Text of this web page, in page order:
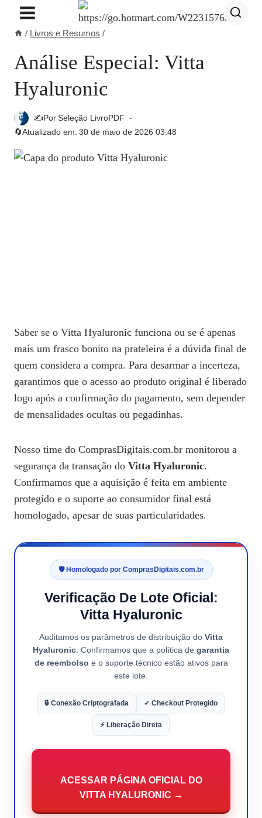
Pular
Conteúdo
/ Livros e Resumos /
Análise Especial: Vitta
Hyaluronic
✍️PorSeleção LivroPDF
🔄Atualizado em: 30 de maio de 2026 03:48
Saber se o Vitta Hyaluronic funciona ou se é apenas
mais um frasco bonito na prateleira é a dúvida final de
quem considera a compra. Para desarmar a incerteza,
garantimos que o acesso ao produto original é liberado
logo após a confirmação do pagamento, sem depender
de mensalidades ocultas ou pegadinhas.
Nosso time do ComprasDigitais.com.br monitorou a
segurança da transação do Vitta Hyaluronic.
Confirmamos que a aquisição é feita em ambiente
protegido e o suporte ao consumidor final está
homologado, apesar de suas particularidades.
🛡️ Homologado por ComprasDigitais.com.br
Verificação De Lote Oficial:
Vitta Hyaluronic
Auditamos os parâmetros de distribuição do Vitta
Hyaluronic. Confirmamos que a política de garantia
de reembolso e o suporte técnico estão ativos para
este lote.
🔒 Conexão Criptografada ✓ Checkout Protegido
⚡ Liberação Direta
ACESSAR PÁGINA OFICIAL DO
VITTA HYALURONIC →